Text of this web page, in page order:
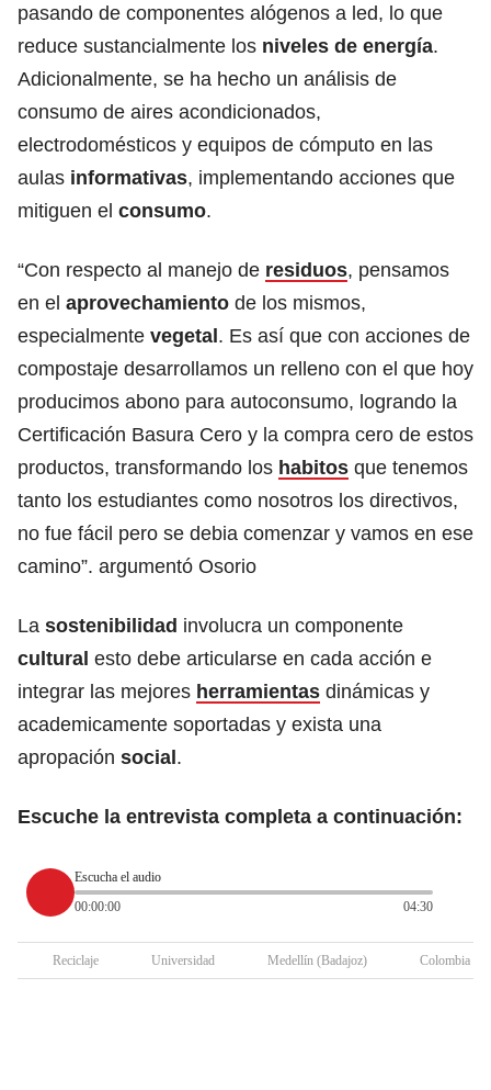
pasando de componentes alógenos a led, lo que
reduce sustancialmente los niveles de energía.
Adicionalmente, se ha hecho un análisis de
consumo de aires acondicionados,
electrodomésticos y equipos de cómputo en las
aulas informativas, implementando acciones que
mitiguen el consumo.
“Con respecto al manejo de residuos, pensamos
en el aprovechamiento de los mismos,
especialmente vegetal. Es así que con acciones de
compostaje desarrollamos un relleno con el que hoy
producimos abono para autoconsumo, logrando la
Certificación Basura Cero y la compra cero de estos
productos, transformando los habitos que tenemos
tanto los estudiantes como nosotros los directivos,
no fue fácil pero se debia comenzar y vamos en ese
camino”. argumentó Osorio
La sostenibilidad involucra un componente
cultural esto debe articularse en cada acción e
integrar las mejores herramientas dinámicas y
academicamente soportadas y exista una
apropación social.
Escuche la entrevista completa a continuación:
Escucha el audio
00:00:00
04:30
Reciclaje Universidad Medellín (Badajoz) Colombia